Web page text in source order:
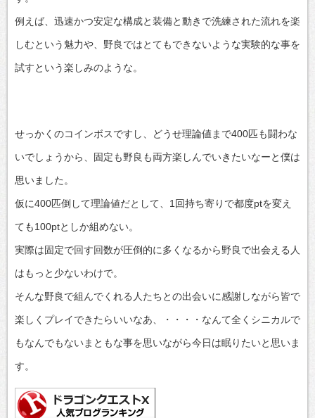
例えば、迅速かつ安定な構成と装備と動きで洗練された流れを楽
しむという魅力や、野良ではとてもできないような実験的な事を
試すという楽しみのような。
せっかくのコインボスですし、どうせ理論値まで400匹も闘わな
いでしょうから、固定も野良も両方楽しんでいきたいなーと僕は
思いました。
仮に400匹倒して理論値だとして、1回持ち寄りで都度ptを変え
ても100ptとしか組めない。
実際は固定で回す回数が圧倒的に多くなるから野良で出会える人
はもっと少ないわけで。
そんな野良で組んでくれる人たちとの出会いに感謝しながら皆で
楽しくプレイできたらいいなあ、・・・・なんて全くシニカルで
もなんでもないまともな事を思いながら今日は眠りたいと思いま
す。